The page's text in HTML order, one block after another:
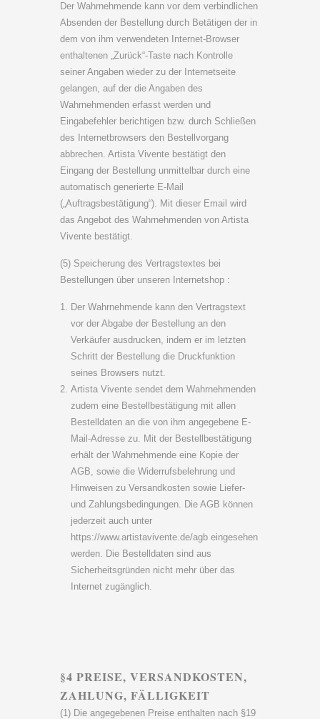
Der Wahrnehmende kann vor dem verbindlichen
Absenden der Bestellung durch Betätigen der in
dem von ihm verwendeten Internet-Browser
enthaltenen „Zurück“-Taste nach Kontrolle
seiner Angaben wieder zu der Internetseite
gelangen, auf der die Angaben des
Wahrnehmenden erfasst werden und
Eingabefehler berichtigen bzw. durch Schließen
des Internetbrowsers den Bestellvorgang
abbrechen. Artista Vivente bestätigt den
Eingang der Bestellung unmittelbar durch eine
automatisch generierte E-Mail
(„Auftragsbestätigung“). Mit dieser Email wird
das Angebot des Wahrnehmenden von Artista
Vivente bestätigt.
(5) Speicherung des Vertragstextes bei
Bestellungen über unseren Internetshop :
Der Wahrnehmende kann den Vertragstext
vor der Abgabe der Bestellung an den
Verkäufer ausdrucken, indem er im letzten
Schritt der Bestellung die Druckfunktion
seines Browsers nutzt.
Artista Vivente sendet dem Wahrnehmenden
zudem eine Bestellbestätigung mit allen
Bestelldaten an die von ihm angegebene E-
Mail-Adresse zu. Mit der Bestellbestätigung
erhält der Wahrnehmende eine Kopie der
AGB, sowie die Widerrufsbelehrung und
Hinweisen zu Versandkosten sowie Liefer-
und Zahlungsbedingungen. Die AGB können
jederzeit auch unter
https://www.artistavivente.de/agb eingesehen
werden. Die Bestelldaten sind aus
Sicherheitsgründen nicht mehr über das
Internet zugänglich.
§4 PREISE, VERSANDKOSTEN,
ZAHLUNG, FÄLLIGKEIT
(1) Die angegebenen Preise enthalten nach §19